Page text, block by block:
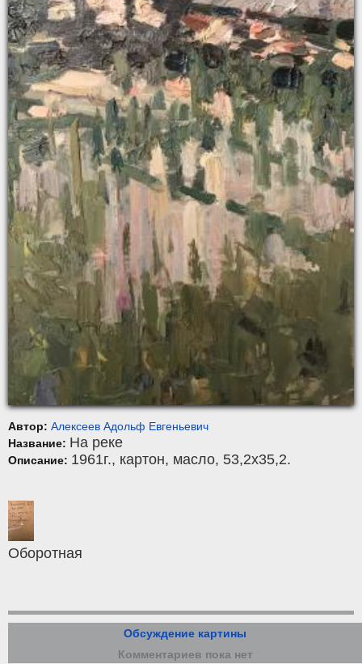
Автор: Алексеев Адольф Евгеньевич
Название: На реке
Описание: 1961г., картон, масло, 53,2x35,2.
Оборотная
Обсуждение картины
Комментариев пока нет